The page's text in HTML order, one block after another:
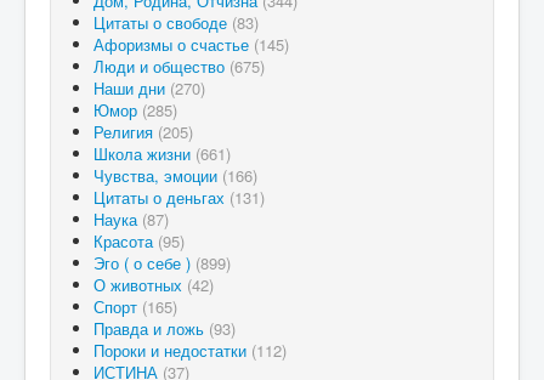
Цитаты о свободе (83)
Афоризмы о счастье (145)
Люди и общество (675)
Наши дни (270)
Юмор (285)
Религия (205)
Школа жизни (661)
Чувства, эмоции (166)
Цитаты о деньгах (131)
Наука (87)
Красота (95)
Эго ( о себе ) (899)
О животных (42)
Спорт (165)
Правда и ложь (93)
Пороки и недостатки (112)
ИСТИНА (37)